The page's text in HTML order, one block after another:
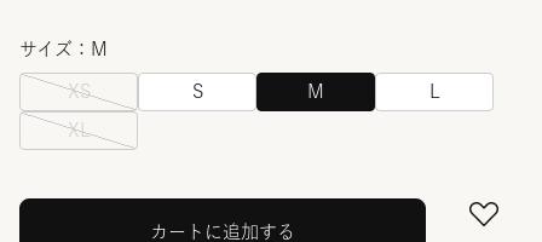
サイズ：M
XS S M
XL
カートに追加する